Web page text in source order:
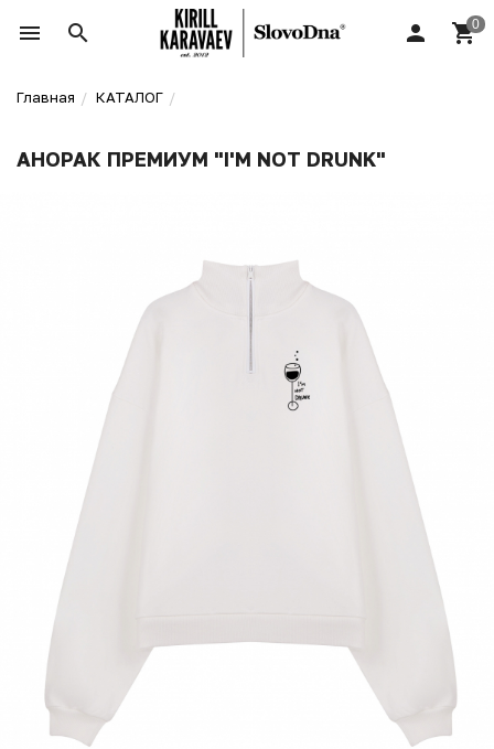
Главная КАТАЛОГ
АНОРАК ПРЕМИУМ "I'M NOT DRUNK"